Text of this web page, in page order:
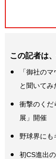
この記者は
「御社の
と聞いてみ
衝撃のくだ
展」開催
野球界にも
初CS進出